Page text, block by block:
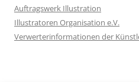
Auftragswerk Illustration
Illustratoren Organisation e.V.
Verwerterinformationen der